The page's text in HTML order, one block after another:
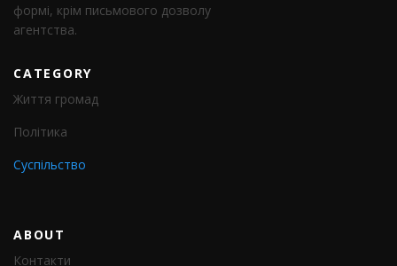
формі, крім письмового дозволу
агентства.
CATEGORY
Життя громад
Політика
Суспільство
ABOUT
Контакти